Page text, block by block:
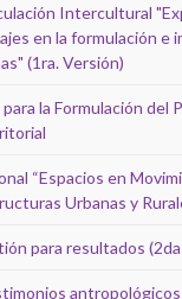
Intercultural
en la formulación e
(1ra. Versión)
la Formulación del
“Espacios en
Urbanas y
para resultados
antropológicos